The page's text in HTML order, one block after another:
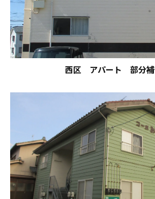
西区 アパート 部分